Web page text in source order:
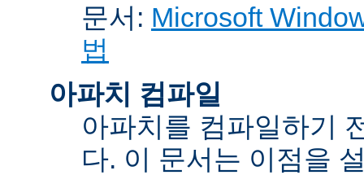
문서: Microsoft
법
아파치 컴파일
아파치를 컴파일하기
다. 이 문서는 이점을